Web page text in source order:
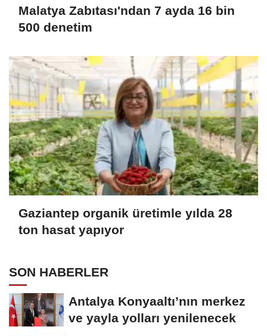
Malatya Zabıtası'ndan 7 ayda 16 bin
500 denetim
Gaziantep organik üretimle yılda 28
ton hasat yapıyor
SON HABERLER
Antalya Konyaaltı’nın merkez
ve yayla yolları yenilenecek